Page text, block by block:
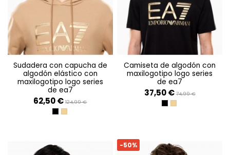
sudadera con capucha de
algodón elástico con
maxilogotipo logo series
de ea7
62,50 € 124,99 €
BLACKTIGERS EYE
camiseta de algodón con
maxilogotipo logo series
de ea7
37,50 € 74,99 €
BLACKTIGERS EYE
-50%